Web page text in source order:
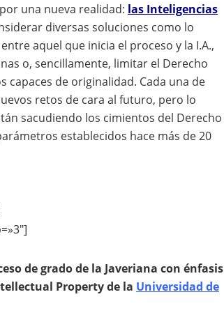
una nueva realidad: las Inteligencias
diversas soluciones como lo
aquel que inicia el proceso y la I.A.,
o, sencillamente, limitar el Derecho
capaces de originalidad. Cada una de
retos de cara al futuro, pero lo
sacudiendo los cimientos del Derecho
establecidos hace más de 20
de grado de la Javeriana con énfasis
Property de la Universidad de